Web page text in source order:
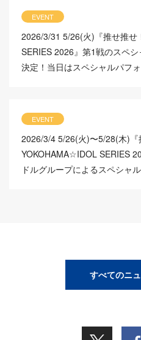
EVENT
2026/3/31 5/26(火)『推せ推
SERIES 2026』第1戦のスペ
決定！当日はスペシャルパフ
EVENT
2026/3/4 5/26(火)〜5/28(木)『
YOKOHAMA☆IDOL SERIES
ドルグループによるスペシャ
すべてのニ